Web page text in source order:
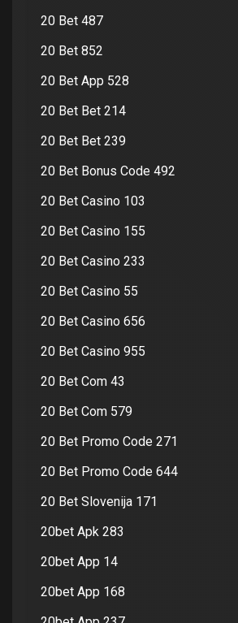
20 Bet 487
20 Bet 852
20 Bet App 528
20 Bet Bet 214
20 Bet Bet 239
20 Bet Bonus Code 492
20 Bet Casino 103
20 Bet Casino 155
20 Bet Casino 233
20 Bet Casino 55
20 Bet Casino 656
20 Bet Casino 955
20 Bet Com 43
20 Bet Com 579
20 Bet Promo Code 271
20 Bet Promo Code 644
20 Bet Slovenija 171
20bet Apk 283
20bet App 14
20bet App 168